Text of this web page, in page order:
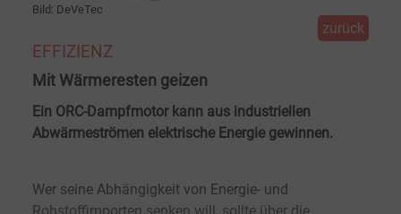
Bild: DeVeTec
zurück
EFFIZIENZ
Mit Wärmeresten geizen
Ein ORC-Dampfmotor kann aus industriellen
Abwärmeströmen elektrische Energie gewinnen.
Wer seine Abhängigkeit von Energie- und